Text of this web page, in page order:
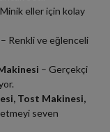
eller için kolay
– Renkli ve eğlenceli
– Gerçekçi
Tost Makinesi,
seven